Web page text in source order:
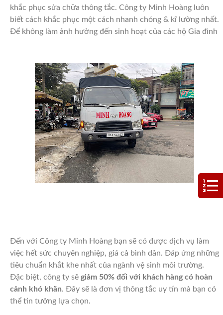
khắc phục sửa chữa thông tắc. Công ty Minh Hoàng luôn
biết cách khắc phục một cách nhanh chóng & kĩ lưỡng nhất.
Để không làm ảnh hưởng đến sinh hoạt của các hộ Gia đình
Đến với Công ty Minh Hoàng bạn sẽ có được dịch vụ làm
việc hết sức chuyên nghiệp, giá cả bình dân. Đáp ứng những
tiêu chuẩn khắt khe nhất của ngành vệ sinh môi trường.
Đặc biệt, công ty sẽ giảm 50% đối với khách hàng có hoàn
cảnh khó khăn. Đây sẽ là đơn vị thông tắc uy tín mà bạn có
thể tin tưởng lựa chọn.